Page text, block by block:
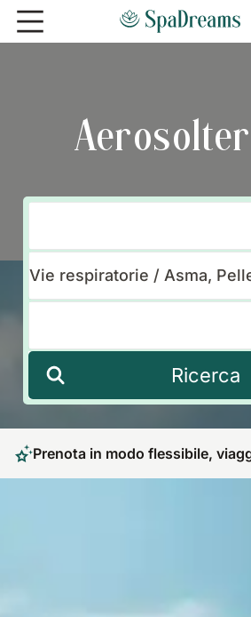
Andare al contenuto principale
Ricerca
Prenota in modo flessibile,
Terapia respiratoria con
Una cura con l'aerosolterapia allevia i